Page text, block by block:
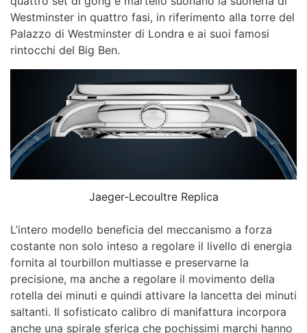
Westminster in quattro fasi, in riferimento alla torre del
Palazzo di Westminster di Londra e ai suoi famosi
rintocchi del Big Ben.
Jaeger-Lecoultre Replica
L’intero modello beneficia del meccanismo a forza
costante non solo inteso a regolare il livello di energia
fornita al tourbillon multiasse e preservarne la
precisione, ma anche a regolare il movimento della
rotella dei minuti e quindi attivare la lancetta dei minuti
saltanti. Il sofisticato calibro di manifattura incorpora
anche una spirale sferica che pochissimi marchi hanno